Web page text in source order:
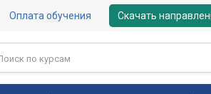
Оплата обучения Скачать